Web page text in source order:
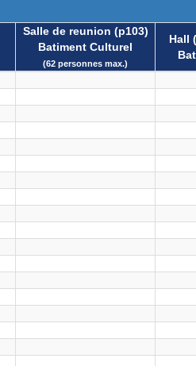
Salle de reunion (p103)
Batiment Culturel
(62 personnes max.)
Hall